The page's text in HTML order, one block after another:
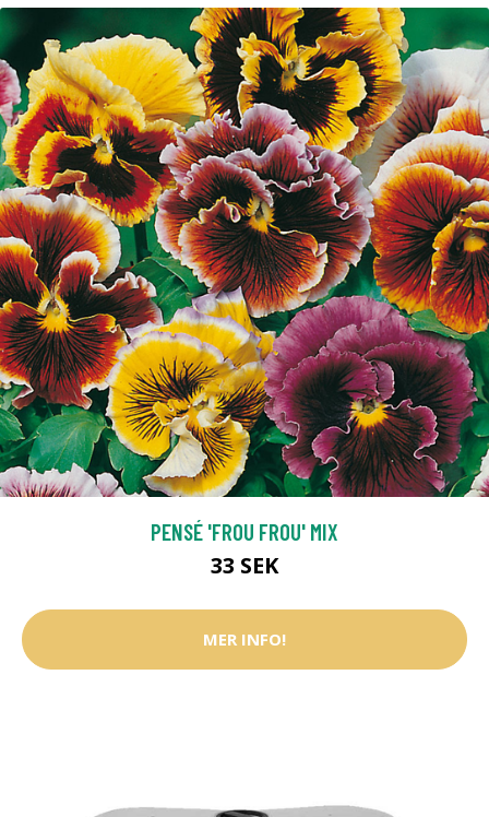
PENSÉ 'FROU FROU' MIX
33 SEK
MER INFO!